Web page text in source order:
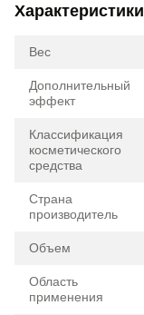
Характеристики
Вес
Дополнительный
эффект
Классификация
косметического
средства
Страна
производитель
Объем
Область
применения